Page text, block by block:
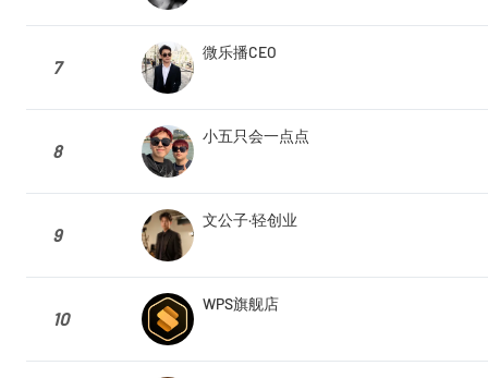
7
微乐播CEO
8
小五只会一点点
9
文公子·轻创业
10
WPS旗舰店